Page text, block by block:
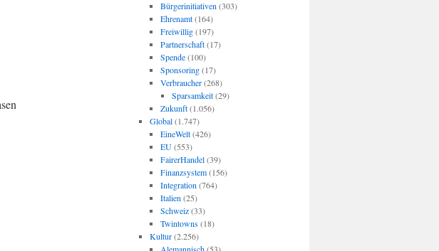
Bürgerinitiativen (303)
Ehrenamt(164)
Freiwillig(197)
Partnerschaft(17)
Spende(100)
Sponsoring(17)
Verbraucher(268)
Sparsamkeit(29)
Zukunft(1.056)
Global(1.747)
EineWelt(426)
EU(553)
FairerHandel(39)
Finanzsystem(156)
Integration (764)
Italien (25)
Schweiz(33)
Twintowns(18)
Kultur(2.256)